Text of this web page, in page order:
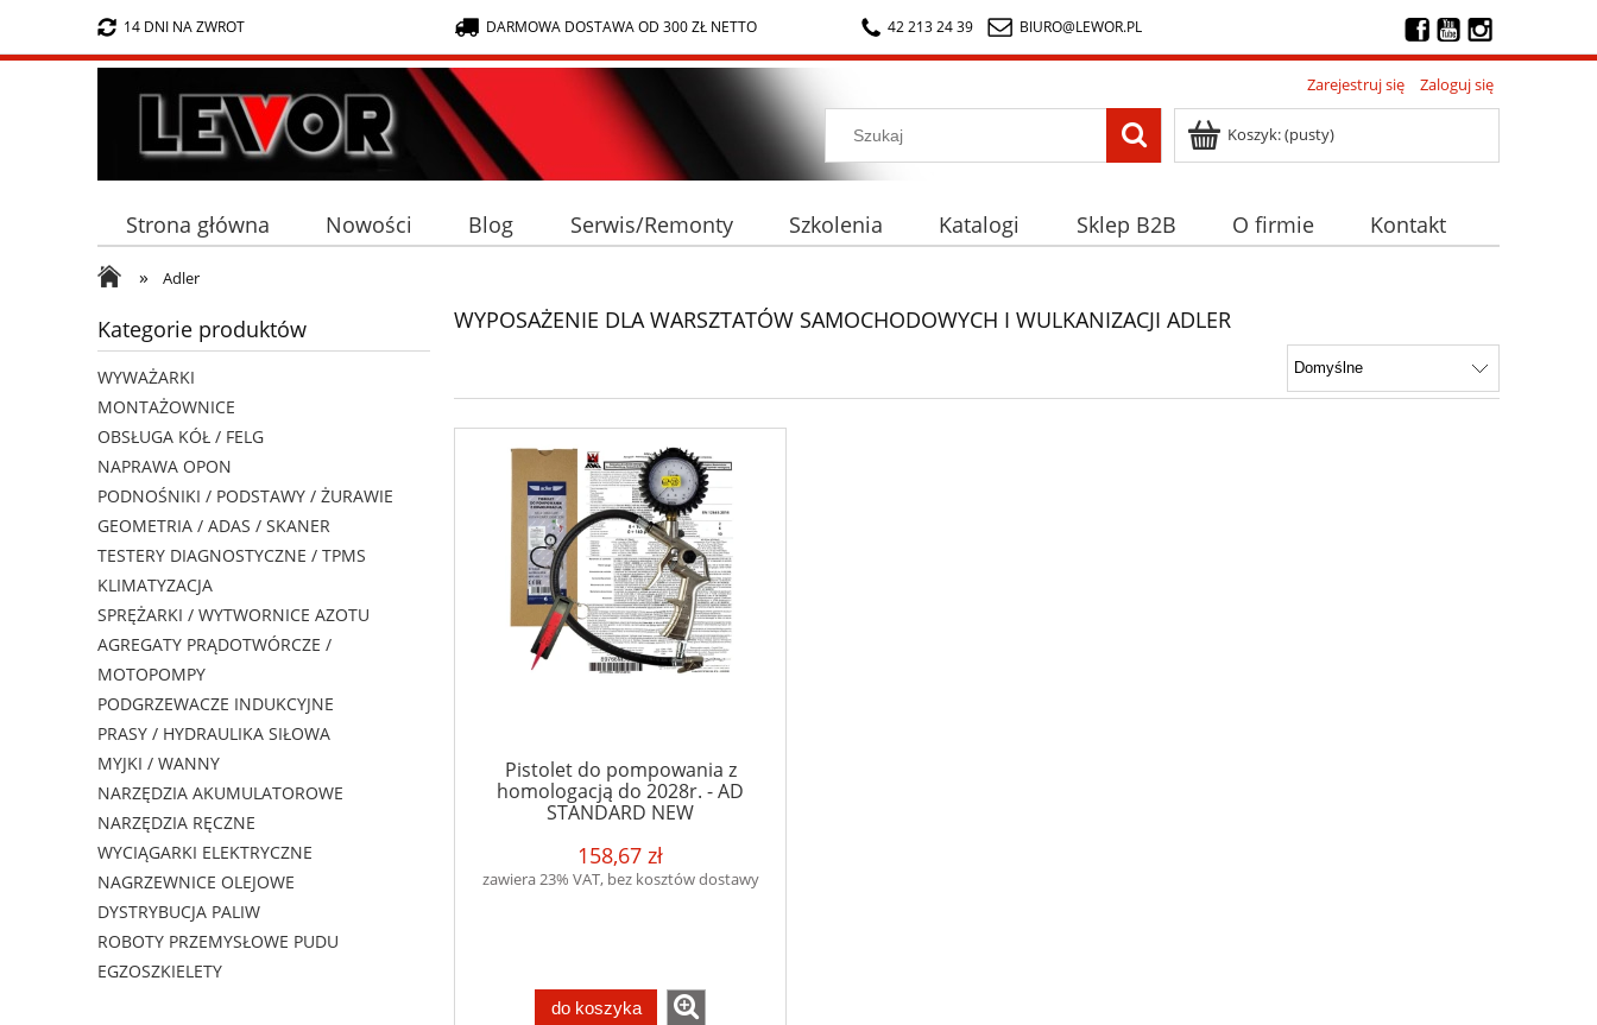
14 DNI NA ZWROT DARMOWA DOSTAWA OD 300 ZŁ NETTO 42 213 24 39 BIURO@LEWOR.PL
Zarejestruj się Zaloguj się
Koszyk:(pusty)
Strona główna Nowości Blog Serwis/Remonty Szkolenia Katalogi Sklep B2B O firmie Kontakt
» Adler
Kategorie produktów
WYWAŻARKI
MONTAŻOWNICE
OBSŁUGA KÓŁ / FELG
NAPRAWA OPON
PODNOŚNIKI / PODSTAWY / ŻURAWIE
GEOMETRIA / ADAS / SKANER
TESTERY DIAGNOSTYCZNE / TPMS
KLIMATYZACJA
SPRĘŻARKI / WYTWORNICE AZOTU
AGREGATY PRĄDOTWÓRCZE /
MOTOPOMPY
PODGRZEWACZE INDUKCYJNE
PRASY / HYDRAULIKA SIŁOWA
MYJKI / WANNY
NARZĘDZIA AKUMULATOROWE
NARZĘDZIA RĘCZNE
WYCIĄGARKI ELEKTRYCZNE
NAGRZEWNICE OLEJOWE
DYSTRYBUCJA PALIW
ROBOTY PRZEMYSŁOWE PUDU
EGZOSZKIELETY
WYPOSAŻENIE DLA WARSZTATÓW SAMOCHODOWYCH I WULKANIZACJI ADLER
Pistolet do pompowania z
homologacją do 2028r. - AD
STANDARD NEW
158,67 zł
zawiera 23% VAT, bez kosztów dostawy
do koszyka